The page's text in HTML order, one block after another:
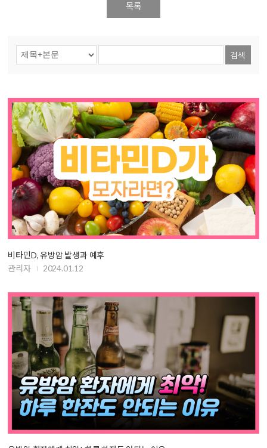
목록
검색
비타민D, 유방암 발생과 예후
관리자
2024.01.12